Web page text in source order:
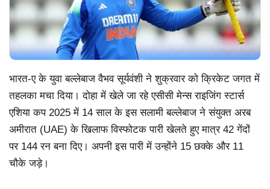
भारत-ए के युवा बल्लेबाज वैभव सूर्यवंशी ने शुक्रवार को क्रिकेट जगत में
तहलका मचा दिया। दोहा में खेले जा रहे एसीसी मेन्स राइजिंग स्टार्स
एशिया कप 2025 में 14 साल के इस सलामी बल्लेबाज ने संयुक्त अरब
अमीरात (UAE) के खिलाफ विस्फोटक पारी खेलते हुए मात्र 42 गेंदों
पर 144 रन बना दिए। अपनी इस पारी में उन्होंने 15 छक्के और 11
चौके जड़े।